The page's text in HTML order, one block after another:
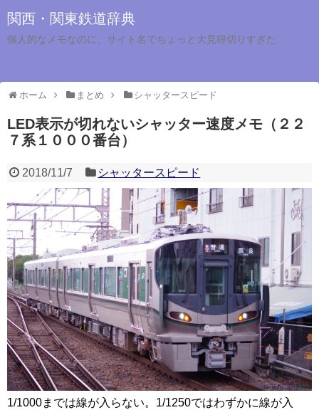
関西・関東鉄道辞典
個人的なメモなのに、サイト名でちょっと大見得切りすぎた
ホーム まとめ シャッタースピード
LED表示が切れないシャッター速度メモ（２２
７系１０００番台）
2018/11/7 シャッタースピード
1/1000までは線が入らない。1/1250ではわずかに線が入